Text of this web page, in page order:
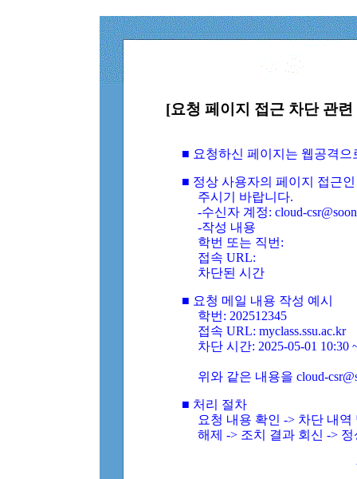
[요청 페이지 접근 차단 관
■ 요청하신 페이지는 웹공격
■ 정상 사용자의 페이지 접근
주시기 바랍니다.
-수신자 계정: cloud-
-작성 내용
학번 또는 직번:
접속 URL:
차단된 시간
■ 요청 메일 내용 작성 예시
학번: 202512345
접속 URL: myclass.ssu.ac.kr
차단 시간: 2025-05-01 10:30
위와 같은 내용을 cloud-
■ 처리 절차
요청 내용 확인 -> 차단 내
해제 -> 조치 결과 회신 ->